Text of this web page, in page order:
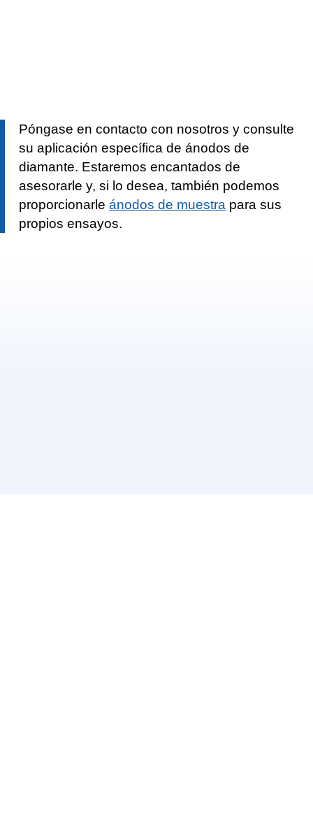
Póngase en contacto con nosotros y consulte
su aplicación específica de ánodos de
diamante. Estaremos encantados de
asesorarle y, si lo desea, también podemos
proporcionarle ánodos de muestra para sus
propios ensayos.